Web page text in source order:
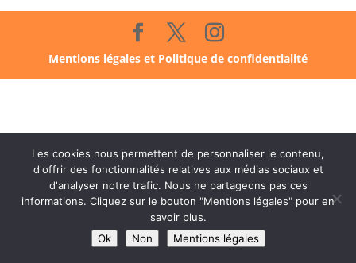
Mentions légales et Politique de confidentialité
Les cookies nous permettent de personnaliser le contenu,
d'offrir des fonctionnalités relatives aux médias sociaux et
d'analyser notre trafic. Nous ne partageons pas ces
informations. Cliquez sur le bouton "Mentions légales" pour en
savoir plus.
Ok
Non Mentions légales